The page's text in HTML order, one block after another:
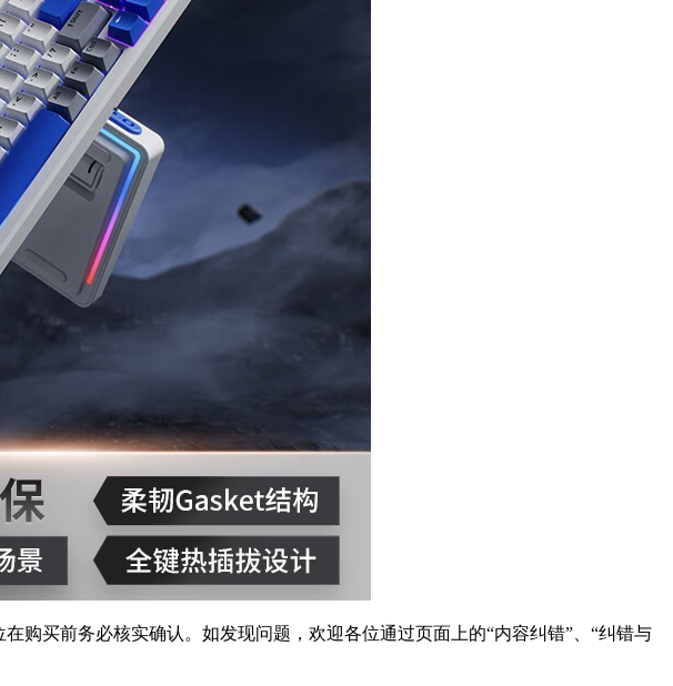
购买前务必核实确认。如发现问题，欢迎各位通过页面上的“内容纠错”、“纠错与